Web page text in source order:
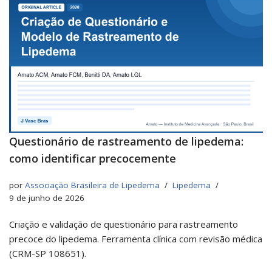
Questionário de rastreamento de lipedema:
como identificar precocemente
por Associação Brasileira de Lipedema
Lipedema
9 de junho de 2026
Criação e validação de questionário para rastreamento
precoce do lipedema. Ferramenta clínica com revisão médica
(CRM-SP 108651).